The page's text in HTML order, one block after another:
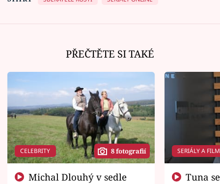
PŘEČTĚTE SI TAKÉ
CELEBRITY 8 fotografií SERIÁLY A